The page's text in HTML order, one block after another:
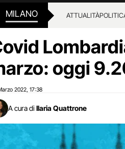
MILANO ATTUALITÀ
oggi
2022 17:38
A cura di Ilaria Quattrone